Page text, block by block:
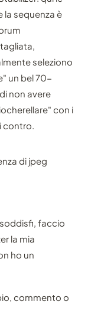
sequenza è
seleziono
un bel 70-
non avere
con i
contro.
di jpeg
soddisfi, faccio
la mia
ho un
commento o